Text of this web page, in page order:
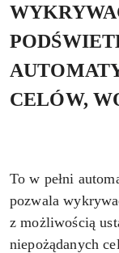
CELÓW,
To w pełni
pozwala
z możliwością
niepożądanych